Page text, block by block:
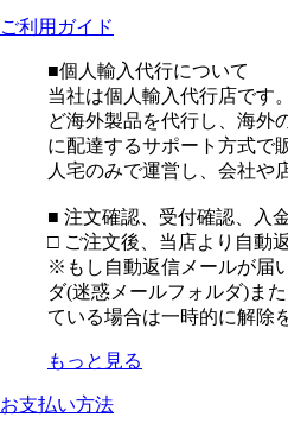
ご利用ガイド
■個人輸入代行について
当社は個人輸入代行店です
ど海外製品を代行し、海外
に配達するサポート方式で
人宅のみで運営し、会社や
■ 注文確認、受付確認、入
□ ご注文後、当店より自動
※もし自動返信メールが届
ダ(迷惑メールフォルダ)ま
ている場合は一時的に解除
もっと見る
お支払い方法